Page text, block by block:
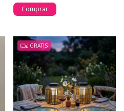
Comprar
GRATIS